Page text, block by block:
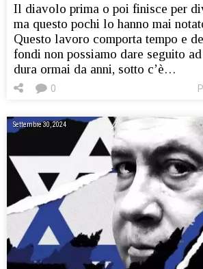
Il diavolo prima o poi finisce per
ma questo pochi lo hanno mai
Questo lavoro comporta tempo e
fondi non possiamo dare seguito
dura ormai da anni, sotto c’è…
0
Settembre 30, 2024